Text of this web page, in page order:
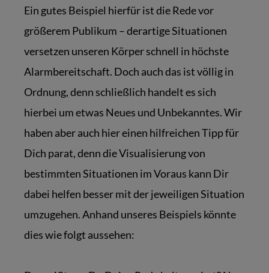
Ein gutes Beispiel hierfür ist die Rede vor
größerem Publikum – derartige Situationen
versetzen unseren Körper schnell in höchste
Alarmbereitschaft. Doch auch das ist völlig in
Ordnung, denn schließlich handelt es sich
hierbei um etwas Neues und Unbekanntes. Wir
haben aber auch hier einen hilfreichen Tipp für
Dich parat, denn die Visualisierung von
bestimmten Situationen im Voraus kann Dir
dabei helfen besser mit der jeweiligen Situation
umzugehen. Anhand unseres Beispiels könnte
dies wie folgt aussehen: